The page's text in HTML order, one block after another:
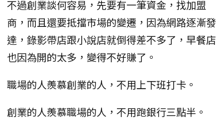
不過創業談何容易，先要有一筆資金，找加盟
商，而且還要抵擋市場的變遷，因為網路逐漸發
達，錄影帶店跟小說店就倒得差不多了，早餐店
也因為開的太多，變得不好賺了。
職場的人羨慕創業的人，不用上下班打卡。
創業的人羨慕職場的人，不用跑銀行三點半。